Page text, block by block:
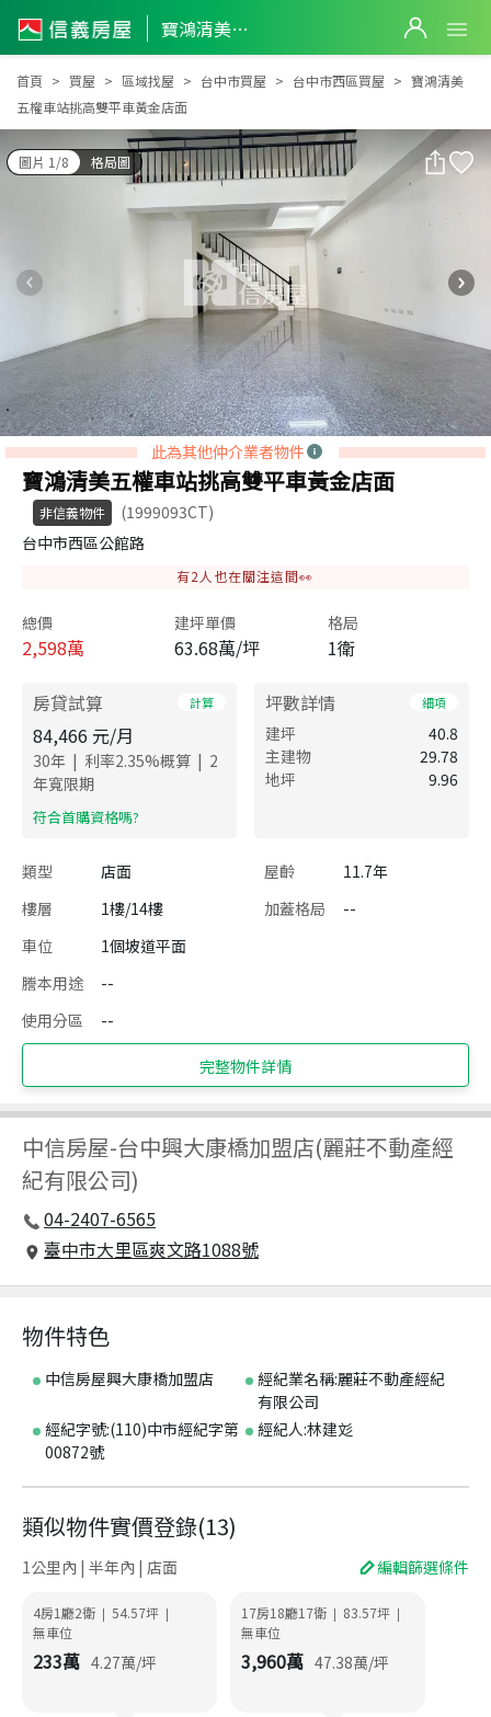
寶鴻清美五權車站挑高雙平車黃金店面
寶鴻清美五權車站挑高雙平車黃金店面
首頁 買屋 區域找屋 台中市買屋 台中市西區買屋
寶鴻清美
五權車站挑高雙平車黃金店面
圖片 1/8 格局圖
此為其他仲介業者物件
寶鴻清美五權車站挑高雙平車黃金店面
非信義物件
(1999093CT)
台中市西區公館路
有2 人也在關注這間👀
總價
2,598萬
建坪單價
63.68萬/坪
格局
1衛
房貸試算 計算
84,466 元/月
30年 | 利率2.35%概算 | 2
年寬限期
​符合首購資格嗎?
坪數詳情 細項
建坪
40.8
主建物
29.78
地坪
9.96
類型 店面 屋齡
11.7年
樓層
1樓/14樓 加蓋格局
--
車位
1個坡道平面
謄本用途
--
使用分區
--
完整物件詳情
中信房屋-台中興大康橋加盟店(麗莊不動產經
紀有限公司)
04-2407-6565
臺中市大里區爽文路1088號
物件特色
中信房屋興大康橋加盟店
經紀業名稱:麗莊不動產經紀
有限公司
經紀字號:(110)中市經紀字第
00872號
經紀人:林建彣
類似物件實價登錄(13)
1公里內 | 半年內 | 店面 編輯篩選條件
4房1廳2衛 | 54.57坪 |
無車位
233萬 4.27萬/坪
17房18廳17衛 | 83.57坪 |
無車位
3,960萬 47.38萬/坪